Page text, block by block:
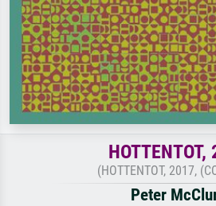
HOTTENTOT,
(HOTTENTOT, 2017,
Peter